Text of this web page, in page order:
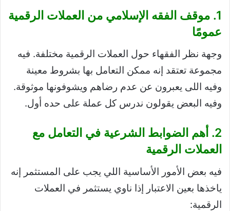
1. موقف الفقه الإسلامي من العملات الرقمية
عمومًا
وجهة نظر الفقهاء حول العملات الرقمية مختلفة. فيه
مجموعة تعتقد إنه ممكن التعامل بها بشروط معينة
وفيه اللى يعبرون عن عدم رضاهم ويشوفونها موثوقة.
وفيه البعض يقولون ندرس كل عملة على حده أول.
2. أهم الضوابط الشرعية في التعامل مع
العملات الرقمية
فيه بعض الأمور الأساسية اللي يجب على المستثمر إنه
ياخذها بعين الاعتبار إذا ناوي يستثمر في العملات
الرقمية: